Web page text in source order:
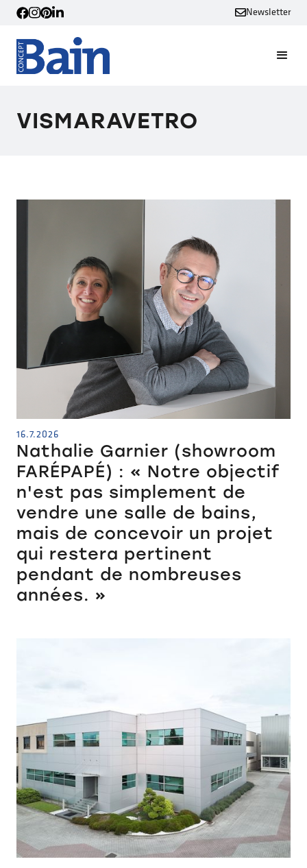
Newsletter
VISMARAVETRO
16.7.2026
Nathalie Garnier (showroom
FARÉPAPÉ) : « Notre objectif
n'est pas simplement de
vendre une salle de bains,
mais de concevoir un projet
qui restera pertinent
pendant de nombreuses
années. »